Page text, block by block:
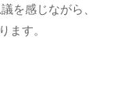
を感じながら、
ます。